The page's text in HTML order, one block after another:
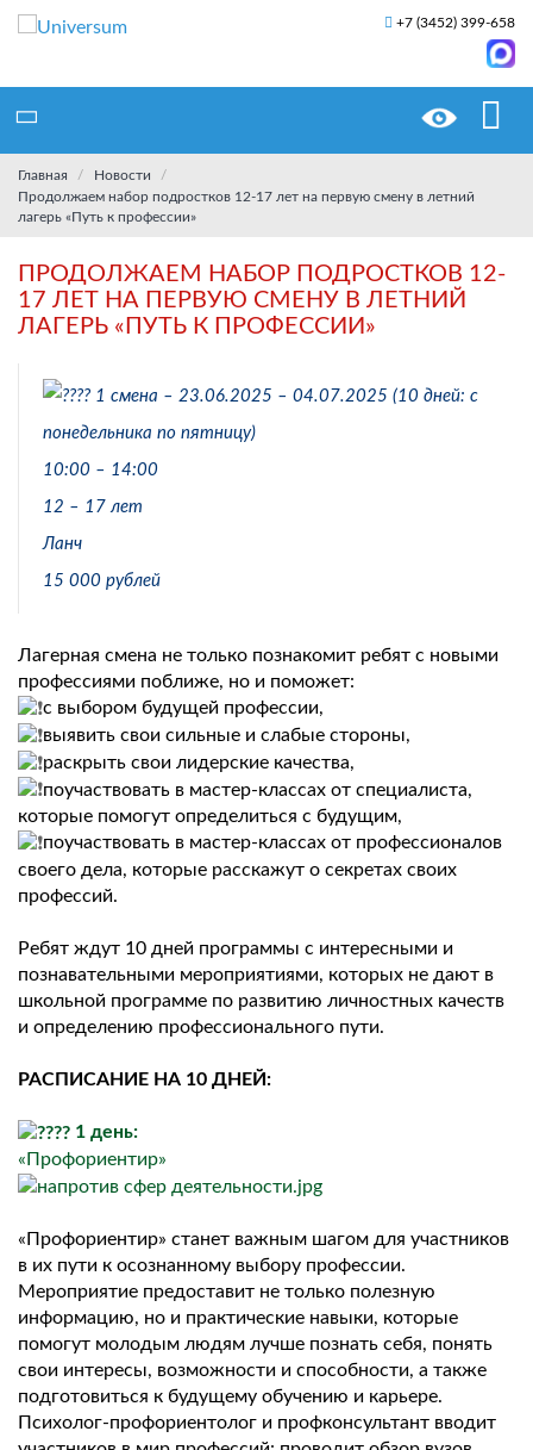
+7 (3452) 399-658
Главная
Новости
Продолжаем набор подростков 12-17 лет на первую смену в летний
лагерь «Путь к профессии»
ПРОДОЛЖАЕМ НАБОР ПОДРОСТКОВ 12-
17 ЛЕТ НА ПЕРВУЮ СМЕНУ В ЛЕТНИЙ
ЛАГЕРЬ «ПУТЬ К ПРОФЕССИИ»
1 смена – 23.06.2025 – 04.07.2025 (10 дней: с
понедельника по пятницу)
10:00 – 14:00
12 – 17 лет
Ланч
15 000 рублей
Лагерная смена не только познакомит ребят с новыми
профессиями поближе, но и поможет:
️с выбором будущей профессии,
️выявить свои сильные и слабые стороны,
️раскрыть свои лидерские качества,
️поучаствовать в мастер-классах от специалиста,
которые помогут определиться с будущим,
️поучаствовать в мастер-классах от профессионалов
своего дела, которые расскажут о секретах своих
профессий.
Ребят ждут 10 дней программы с интересными и
познавательными мероприятиями, которых не дают в
школьной программе по развитию личностных качеств
и определению профессионального пути.
РАСПИСАНИЕ НА 10 ДНЕЙ:
1 день:
«Профориентир»
«Профориентир» станет важным шагом для участников
в их пути к осознанному выбору профессии.
Мероприятие предоставит не только полезную
информацию, но и практические навыки, которые
помогут молодым людям лучше познать себя, понять
свои интересы, возможности и способности, а также
подготовиться к будущему обучению и карьере.
Психолог-профориентолог и профконсультант вводит